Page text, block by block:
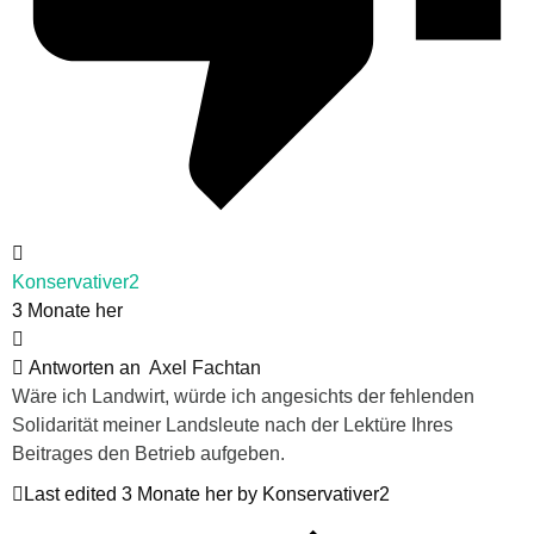
Konservativer2
3 Monate her
Antworten an Axel Fachtan
Wäre ich Landwirt, würde ich angesichts der fehlenden
Solidarität meiner Landsleute nach der Lektüre Ihres
Beitrages den Betrieb aufgeben.
Last edited 3 Monate her by Konservativer2